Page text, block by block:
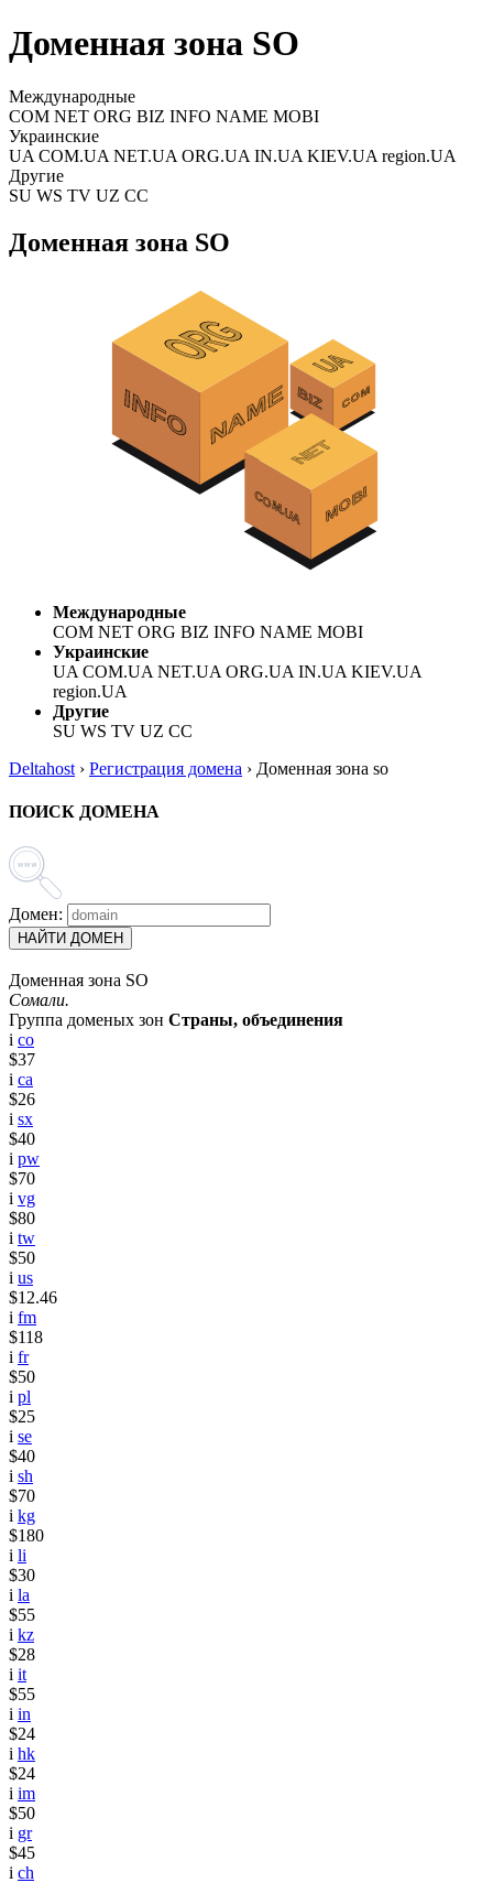
Доменная зона SO
Международные
COM NET ORG BIZ INFO NAME MOBI
Украинские
UA COM.UA NET.UA ORG.UA IN.UA KIEV.UA region.UA
Другие
SU WS TV UZ CC
Доменная зона SO
Международные
COM NET ORG BIZ INFO NAME MOBI
Украинские
UA COM.UA NET.UA ORG.UA IN.UA KIEV.UA
region.UA
Другие
SU WS TV UZ CC
Deltahost › Регистрация домена › Доменная зона so
ПОИСК ДОМЕНА
Домен:
НАЙТИ ДОМЕН
Доменная зона SO
Сомали.
Группа доменых зон Страны, объединения
i co
$37
i ca
$26
i sx
$40
i pw
$70
i vg
$80
i tw
$50
i us
$12.46
i fm
$118
i fr
$50
i pl
$25
i se
$40
i sh
$70
i kg
$180
i li
$30
i la
$55
i kz
$28
i it
$55
i in
$24
i hk
$24
i im
$50
i gr
$45
i ch